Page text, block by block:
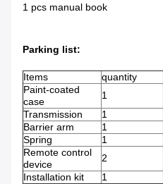
1 pcs manual book
Parking list:
Items quantity
Paint-coated
case
1
Transmission
1
Barrier arm
1
Spring
1
Remote control
device
2
Installation kit
1